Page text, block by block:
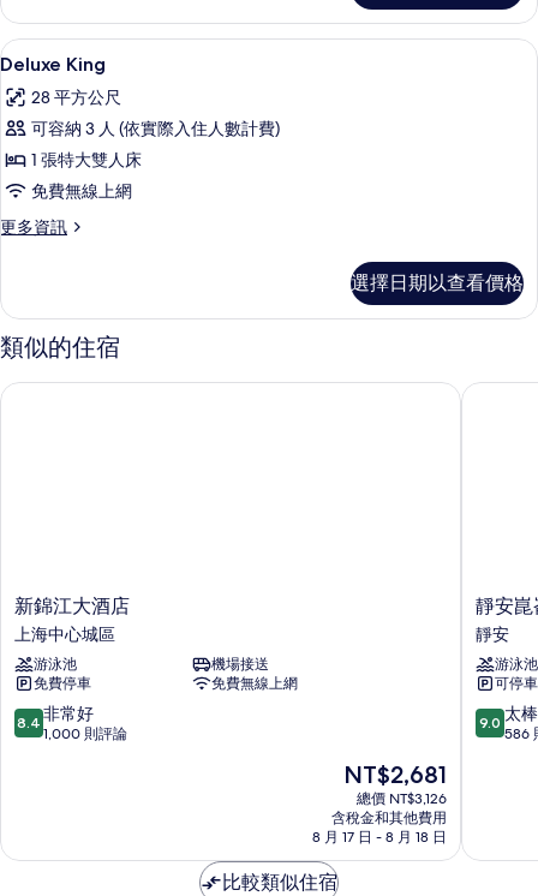
的
所
有
相
片
Bed,
Deluxe
Room,
的
詳
顯
示
Deluxe
King
的
所
有
客房內保險箱、隔音、免費無線上網、
1
Deluxe King
28 平方公尺
可容納 3 人 (依實際入住人數計費)
1 張特大雙人床
免費無線上網
更多資訊
更
的
詳
情
選擇日期以查看價格
類似的住宿
新
錦
江
大
酒
店
上
新錦江大酒店
上海中心城區
游泳池
機場接送
免費停車
免費無線上網
8.4
分，
常
8.4 非常好
1,000 則評論
現
在
價
格
為
NT$2,681
總價 NT$3,126
含稅金和其他費用
8 月 17 日 - 8 月 18 日
新錦江大酒店
靜
安
崑
崙
大
酒
店
靜安崑
靜安
游泳池
可停車
9.0
分，
棒
9.0 太
586
靜安崑
比較類似住宿